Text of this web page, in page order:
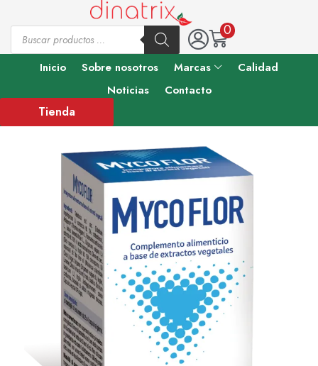
0
Inicio Sobre nosotros Marcas
Calidad
Noticias
Contacto
Tienda